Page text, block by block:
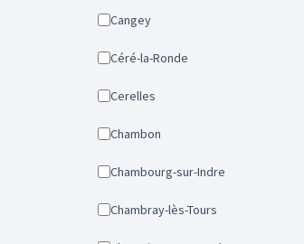
Cangey
Céré-la-Ronde
Cerelles
Chambon
Chambourg-sur-Indre
Chambray-lès-Tours